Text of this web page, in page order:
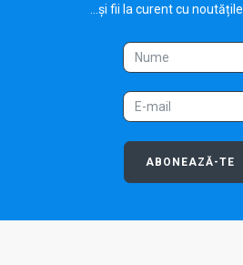
...și fii la curent cu noutățile
ABONEAZĂ-TE